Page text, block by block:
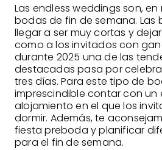
Las endless weddings son,
bodas de fin de semana. Las
llegar a ser muy cortas y
como a los invitados con
durante 2025 una de las
destacadas pasa por
tres días. Para este tipo de
imprescindible contar con un
alojamiento en el que los
dormir. Además, te
fiesta preboda y planificar
para el fin de semana.